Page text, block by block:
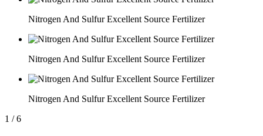
Nitrogen And Sulfur Excellent Source Fertilizer
Nitrogen And Sulfur Excellent Source Fertilizer
Nitrogen And Sulfur Excellent Source Fertilizer
1 / 6